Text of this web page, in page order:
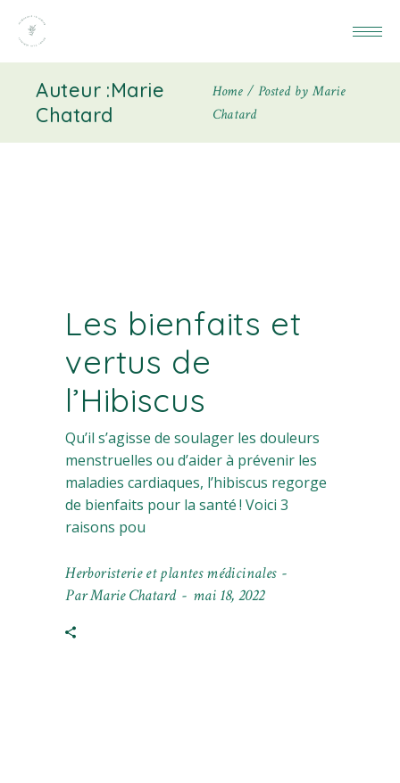
Auteur :Marie
Chatard
Home
Posted by Marie
Chatard
Les bienfaits et
vertus de
l’Hibiscus
Qu’il s’agisse de soulager les douleurs
menstruelles ou d’aider à prévenir les
maladies cardiaques, l’hibiscus regorge
de bienfaits pour la santé ! Voici 3
raisons pou
Herboristerie et plantes médicinales
ParMarie Chatard mai 18, 2022